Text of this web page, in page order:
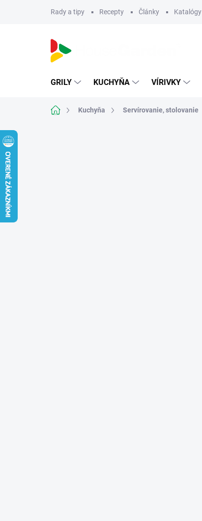
Rady a tipy Recepty Články Katalógy
GRILY KUCHYŇA VÍRIVKY
DomovKuchyňa Servírovanie, stolovanie